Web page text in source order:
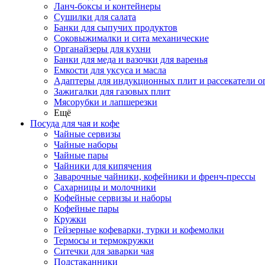
Ланч-боксы и контейнеры
Сушилки для салата
Банки для сыпучих продуктов
Соковыжималки и сита механические
Органайзеры для кухни
Банки для меда и вазочки для варенья
Емкости для уксуса и масла
Адаптеры для индукционных плит и рассекатели
Зажигалки для газовых плит
Мясорубки и лапшерезки
Ещё
Посуда для чая и кофе
Чайные сервизы
Чайные наборы
Чайные пары
Чайники для кипячения
Заварочные чайники, кофейники и френч-прессы
Сахарницы и молочники
Кофейные сервизы и наборы
Кофейные пары
Кружки
Гейзерные кофеварки, турки и кофемолки
Термосы и термокружки
Ситечки для заварки чая
Подстаканники